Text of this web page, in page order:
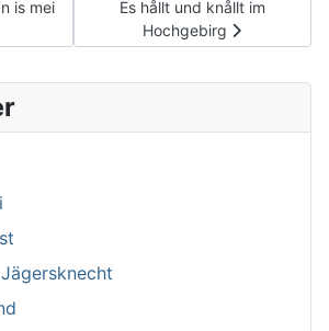
Gamserl schiaß’n is mei Freid,
is mei
Nächster Beitrag: Es hållt
Es hållt und knållt im
Hochgebirg